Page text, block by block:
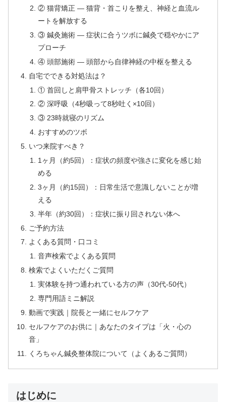
② 猫背矯正 — 猫背・首こりを整え、神経と血流ル
ートを解放する
③ 鍼灸施術 — 症状に合うツボに鍼灸で穏やかにア
プローチ
④ 頭部施術 — 頭部から自律神経の中枢を整える
自宅でできる対処法は？
① 首回しと肩甲骨ストレッチ（各10回）
② 深呼吸（4秒吸って8秒吐く×10回）
③ 23時就寝のリズム
おすすめのツボ
いつ来院すべき？
1ヶ月（約5回）：症状の頻度や強さに変化を感じ始
める
3ヶ月（約15回）：日常生活で意識しないことが増
える
半年（約30回）：症状に振り回されない体へ
ご予約方法
よくある質問・口コミ
音声検索でよくある質問
検索でよくいただくご質問
実体験を持つ通われている方の声（30代-50代）
専門用語ミニ解説
動画で実践｜院長と一緒にセルフケア
セルフケアのお供に｜あなたのタイプは「火・心の
音」
くろちゃん鍼灸整体院について（よくあるご質問）
はじめに